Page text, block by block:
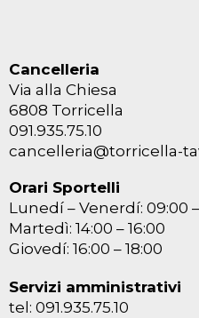
Cancelleria
Via alla Chiesa
6808 Torricella
091.935.75.10
cancelleria@torricella-
Orari Sportelli
Lunedí – Venerdí: 09:00 –
Martedì: 14:00 – 16:00
Giovedí: 16:00 – 18:00
Servizi amministrativi
tel: 091.935.75.10